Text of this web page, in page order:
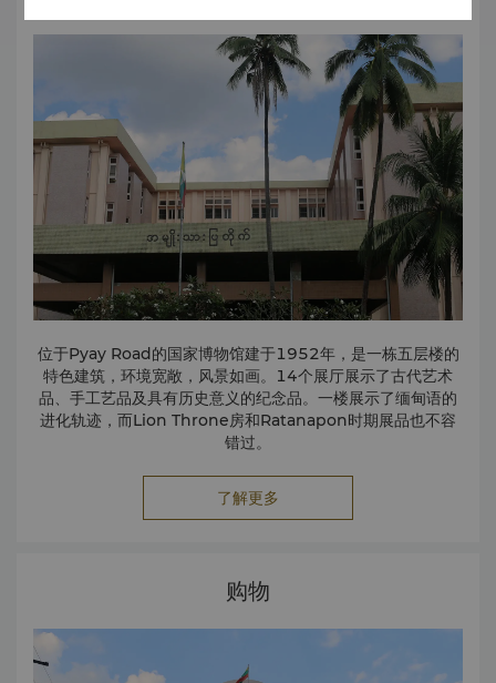
位于Pyay Road的国家博物馆建于1952年，是一栋五层楼的
特色建筑，环境宽敞，风景如画。14个展厅展示了古代艺术
品、手工艺品及具有历史意义的纪念品。一楼展示了缅甸语的
进化轨迹，而Lion Throne房和Ratanapon时期展品也不容
错过。
了解更多
购物